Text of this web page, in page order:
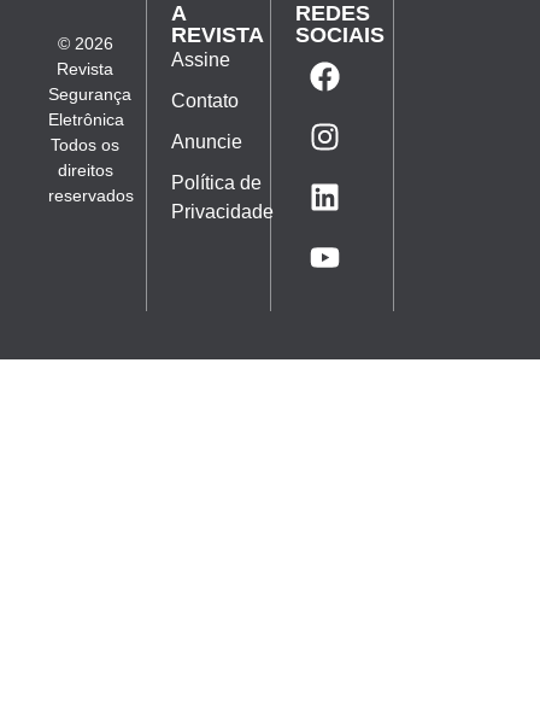
© 2026
Revista
Segurança
Eletrônica
Todos os
direitos
reservados
A
REVISTA
Assine
Contato
Anuncie
Política de
Privacidade
REDES
SOCIAIS